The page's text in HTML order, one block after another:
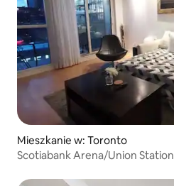
Mieszkanie w: Toronto
Scotiabank Arena/Union Station